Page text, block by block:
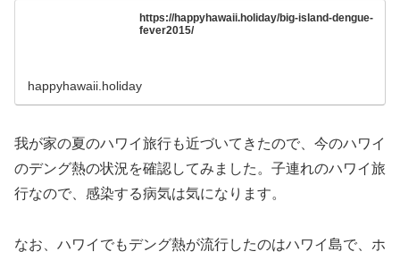
https://happyhawaii.holiday/big-island-dengue-
fever2015/
happyhawaii.holiday
我が家の夏のハワイ旅行も近づいてきたので、今のハワイ
のデング熱の状況を確認してみました。子連れのハワイ旅
行なので、感染する病気は気になります。
なお、ハワイでもデング熱が流行したのはハワイ島で、ホ